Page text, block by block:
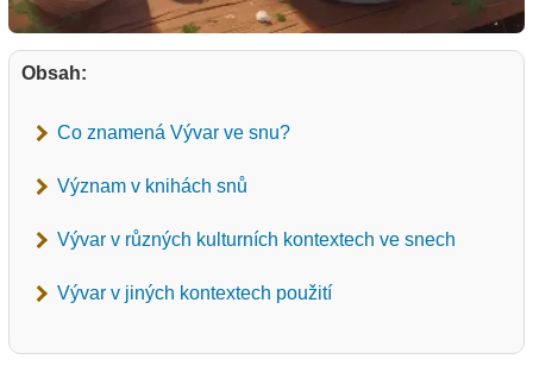
Obsah:
Co znamená Vývar ve snu?
Význam v knihách snů
Vývar v různých kulturních kontextech ve snech
Vývar v jiných kontextech použití